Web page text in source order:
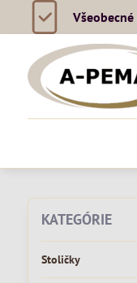
KATEGÓRIE
Stoličky